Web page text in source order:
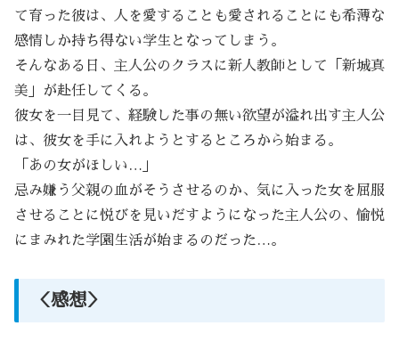
て育った彼は、人を愛することも愛されることにも希薄な
感情しか持ち得ない学生となってしまう。
そんなある日、主人公のクラスに新人教師として「新城真
美」が赴任してくる。
彼女を一目見て、経験した事の無い欲望が溢れ出す主人公
は、彼女を手に入れようとするところから始まる。
「あの女がほしい…」
忌み嫌う父親の血がそうさせるのか、気に入った女を屈服
させることに悦びを見いだすようになった主人公の、愉悦
にまみれた学園生活が始まるのだった…。
＜感想＞